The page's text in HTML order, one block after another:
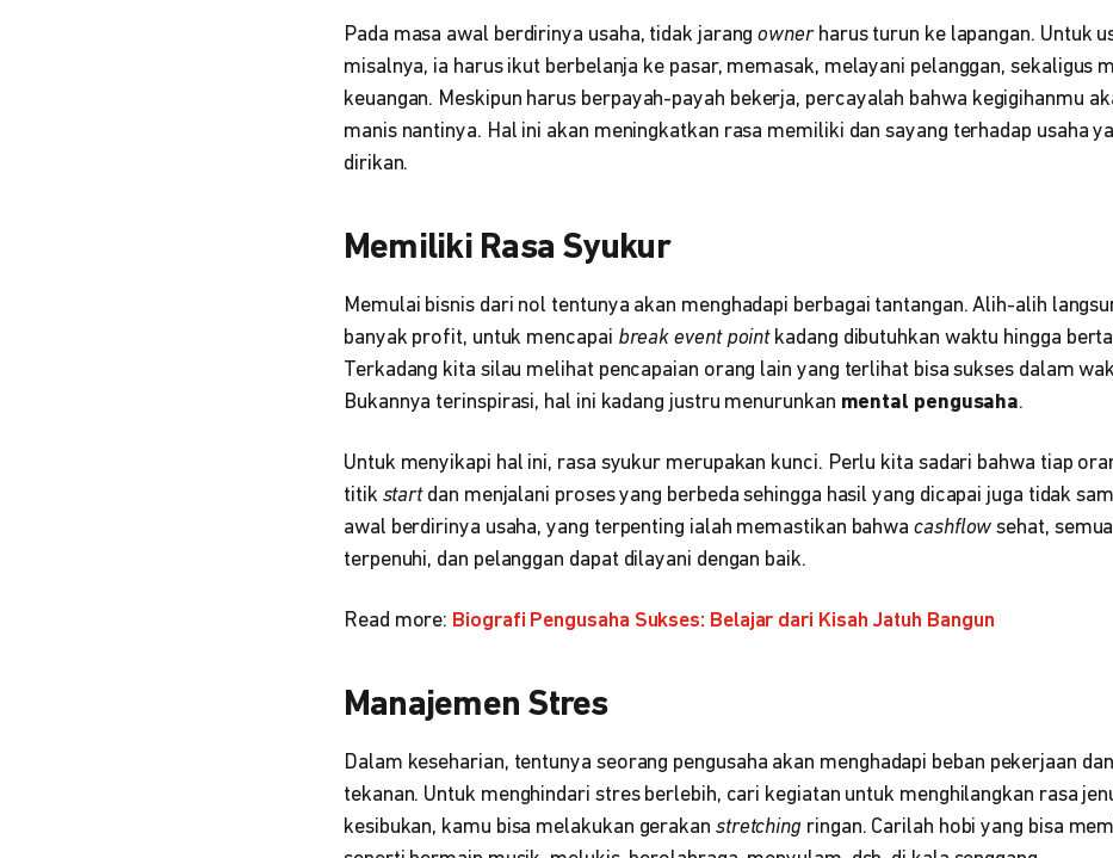
Pada masa awal berdirinya usaha, tidak jarangowner harus turun ke lapangan. Untuk
misalnya, ia harus ikut berbelanja ke pasar, memasak, melayani pelanggan, sekaligus
keuangan. Meskipun harus berpayah-payah bekerja, percayalah bahwa kegigihanmu
manis nantinya. Hal ini akan meningkatkan rasa memiliki dan sayang terhadap usaha
dirikan.
Memiliki Rasa Syukur
Memulai bisnis dari nol tentunya akan menghadapi berbagai tantangan. Alih-alih
banyak profit, untuk mencapai break event point kadang dibutuhkan waktu hingga
Terkadang kita silau melihat pencapaian orang lain yang terlihat bisa sukses dalam
Bukannya terinspirasi, hal ini kadang justru menurunkan mental pengusaha.
Untuk menyikapi hal ini, rasa syukur merupakan kunci. Perlu kita sadari bahwa tiap
titik start dan menjalani proses yang berbeda sehingga hasil yang dicapai juga tidak
awal berdirinya usaha, yang terpenting ialah memastikan bahwacashflowsehat,
terpenuhi, dan pelanggan dapat dilayani dengan baik.
Read more: Biografi Pengusaha Sukses: Belajar dari Kisah Jatuh Bangun
Manajemen Stres
Dalam keseharian, tentunya seorang pengusaha akan menghadapi beban pekerjaan
tekanan. Untuk menghindari stres berlebih, cari kegiatan untuk menghilangkan rasa
kesibukan, kamu bisa melakukan gerakan stretching ringan. Carilah hobi yang bisa